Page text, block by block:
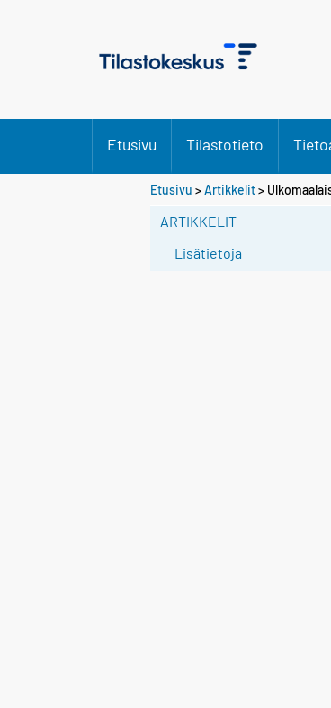
Etusivu Tilastotieto
Etusivu >Artikkelit>
ARTIKKELIT
Lisätietoja